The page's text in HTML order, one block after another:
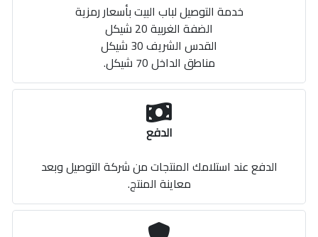
خدمة التوصيل لباب البيت بأسعار رمزية
الضفة الغربية 20 شيكل
القدس الشريف 30 شيكل
مناطق الداخل 70 شيكل.
الدفع
الدفع عند استلامك المنتجات من شركة التوصيل وبعد
معاينة المنتج.